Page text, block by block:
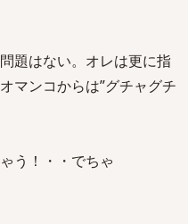
題はない。オレは更に指
マンコからは”グチャグチ
う！・・でちゃ